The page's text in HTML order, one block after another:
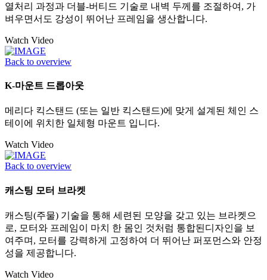
열처리 과정과 더블-버티드 기술로 내벽 두께를 조절하여, 가
벼우면서도 강성이 뛰어난 프레임을 생산합니다.
Watch Video
Back to overview
K-마운트 드롭아웃
메리다 킥스탠드 (또는 일반 킥스탠드)에 맞게 설계된 체인 스
테이에 위치한 일체형 마운트 입니다.
Watch Video
Back to overview
캐스팅 모터 브라켓
캐스팅(주물) 기술을 통해 세련된 모양을 갖고 있는 브라켓으
로, 모터와 프레임이 마치 한 몸인 것처럼 통합된디자인을 보
여주며, 모터를 강력하게 고정하여 더 뛰어난 퍼포먼스와 안정
성을 제공합니다.
Watch Video